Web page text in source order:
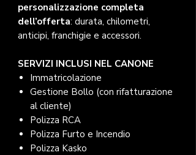
personalizzazione completa
dell’offerta: durata, chilometri,
anticipi, franchigie e accessori.
SERVIZI INCLUSI NEL CANONE
Immatricolazione
Gestione Bollo (con rifatturazione
al cliente)
Polizza RCA
Polizza Furto e Incendio
Polizza Kasko